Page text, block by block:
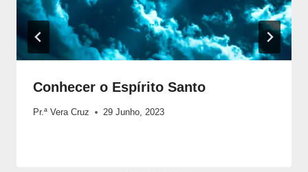
Conhecer o Espírito Santo
Pr.ª Vera Cruz 29 Junho, 2023